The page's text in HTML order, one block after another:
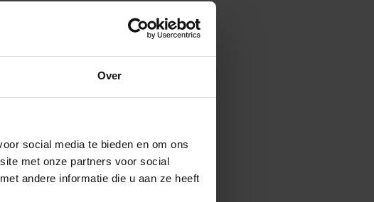
Over
social media te bieden en om ons
met onze partners voor social
andere informatie die u aan ze heeft
gegaan. Op tijd, netjes
overkapping zullen krijgen.